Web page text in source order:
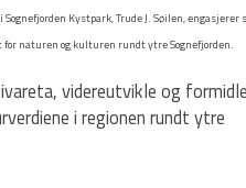
Kystpark, Trude J. Søilen, engasjerer
naturen og kulturen rundt ytre Sognefjorden.
videreutvikle og
i regionen rundt ytre